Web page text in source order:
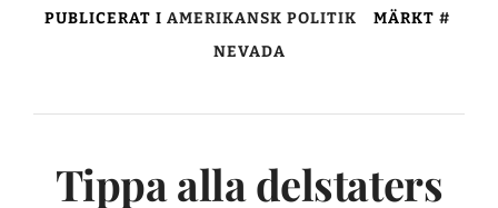
PUBLICERAT I AMERIKANSK POLITIK
MÄRKT
NEVADA
Tippa alla delstaters